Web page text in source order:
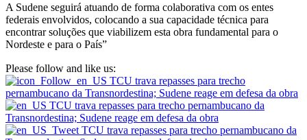
A Sudene seguirá atuando de forma colaborativa com os entes
federais envolvidos, colocando a sua capacidade técnica para
encontrar soluções que viabilizem esta obra fundamental para o
Nordeste e para o País”
Please follow and like us: